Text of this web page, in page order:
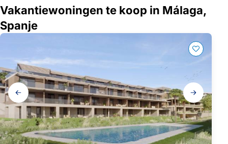
Vakantiewoningen te koop in Málaga,
Spanje
Galerij
navigatie